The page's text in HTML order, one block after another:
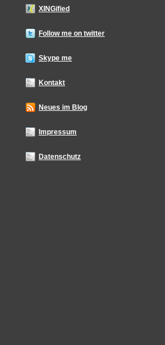
XINGified
Follow me on twitter
Skype me
Kontakt
Neues im Blog
Impressum
Datenschutz